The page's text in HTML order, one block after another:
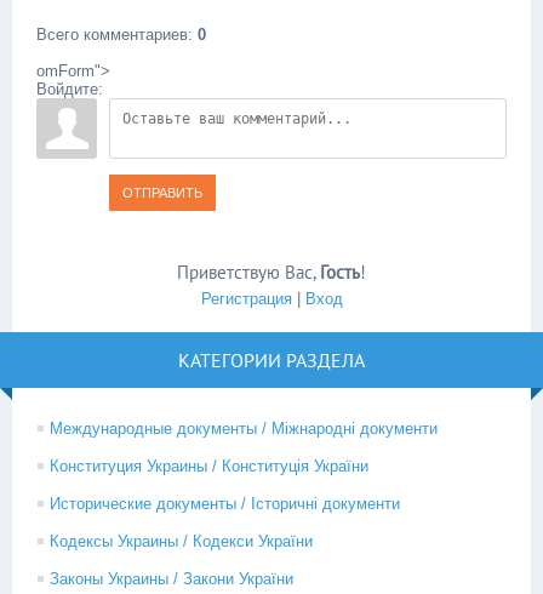
Всего комментариев: 0
omForm">
Войдите:
ОТПРАВИТЬ
Приветствую Вас, Гость!
Регистрация| Вход
КАТЕГОРИИ РАЗДЕЛА
Международные документы / Міжнародні документи
Конституция Украины / Конституція України
Исторические документы / Історичні документи
Кодексы Украины / Кодекси України
Законы Украины / Закони України